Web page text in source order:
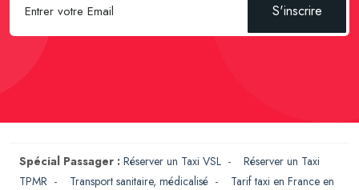
S'inscrire
Spécial Passager : Réserver un Taxi VSL - Réserver un Taxi
TPMR - Transport sanitaire, médicalisé - Tarif taxi en France en